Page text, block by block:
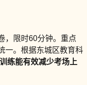
，限时60分钟。重点
一。根据东城区教育科
练能有效减少考场上